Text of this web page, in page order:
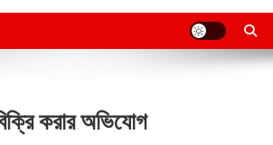
করার অভিযোগ